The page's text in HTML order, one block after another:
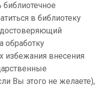
библиотечное
в библиотеку
обработку
избежания внесения
Вы этого не желаете),